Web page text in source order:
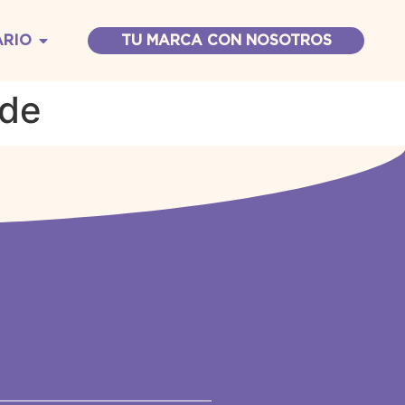
TU MARCA CON NOSOTROS